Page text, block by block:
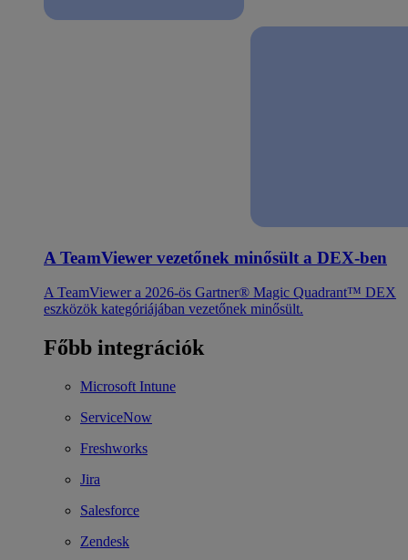
A TeamViewer vezetőnek minősült a DEX-ben
A TeamViewer a 2026-ös Gartner® Magic Quadrant™ DEX
eszközök kategóriájában vezetőnek minősült.
Főbb integrációk
Microsoft Intune
ServiceNow
Freshworks
Jira
Salesforce
Zendesk